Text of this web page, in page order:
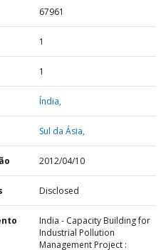
67961
1
1
Índia,
Sul da Ásia,
2012/04/10
Disclosed
India - Capacity Building for
Industrial Pollution
Management Project :